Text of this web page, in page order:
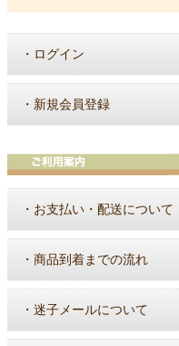
・ ログイン
・ 新規会員登録
・ お支払い・配送について
・ 商品到着までの流れ
・ 迷子メールについて